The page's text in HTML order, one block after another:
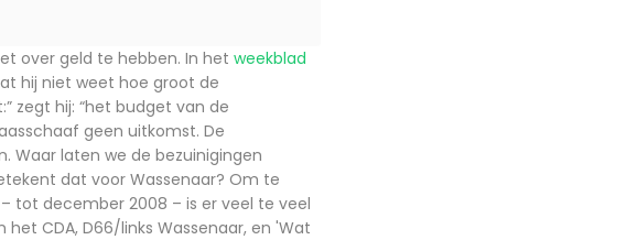
over geld te hebben. In het weekblad
hij niet weet hoe groot de
zegt hij: “het budget van de
geen uitkomst. De
Waar laten we de bezuinigingen
dat voor Wassenaar? Om te
tot december 2008 – is er veel te veel
CDA, D66/links Wassenaar, en 'Wat